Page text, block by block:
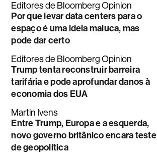
Editores de Bloomberg Opinion
Por que levar data centers para o
espaço é uma ideia maluca, mas
pode dar certo
Editores de Bloomberg Opinion
Trump tenta reconstruir barreira
tarifária e pode aprofundar danos à
economia dos EUA
Martin Ivens
Entre Trump, Europa e a esquerda,
novo governo britânico encara teste
de geopolítica